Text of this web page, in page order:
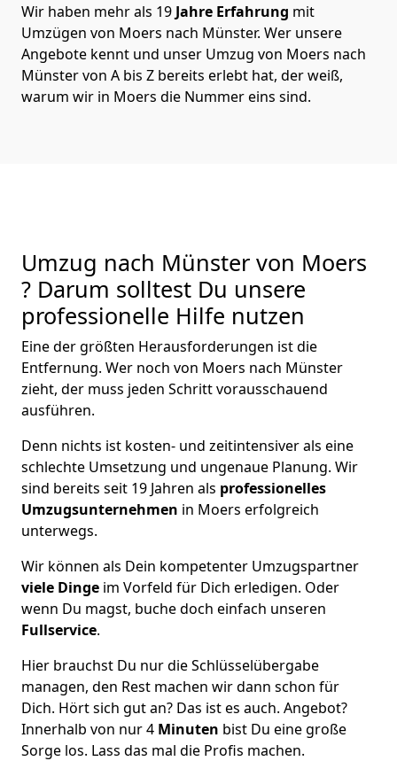
Wir haben mehr als 19 Jahre Erfahrung mit
Umzügen von Moers nach Münster. Wer unsere
Angebote kennt und unser Umzug von Moers nach
Münster von A bis Z bereits erlebt hat, der weiß,
warum wir in Moers die Nummer eins sind.
Umzug nach Münster von Moers
? Darum solltest Du unsere
professionelle Hilfe nutzen
Eine der größten Herausforderungen ist die
Entfernung. Wer noch von Moers nach Münster
zieht, der muss jeden Schritt vorausschauend
ausführen.
Denn nichts ist kosten- und zeitintensiver als eine
schlechte Umsetzung und ungenaue Planung. Wir
sind bereits seit 19 Jahren als professionelles
Umzugsunternehmen in Moers erfolgreich
unterwegs.
Wir können als Dein kompetenter Umzugspartner
viele Dinge im Vorfeld für Dich erledigen. Oder
wenn Du magst, buche doch einfach unseren
Fullservice.
Hier brauchst Du nur die Schlüsselübergabe
managen, den Rest machen wir dann schon für
Dich. Hört sich gut an? Das ist es auch. Angebot?
Innerhalb von nur 4 Minuten bist Du eine große
Sorge los. Lass das mal die Profis machen.